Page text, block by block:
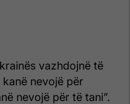
vazhdojnë të
nevojë për
nevojë për të tani”.